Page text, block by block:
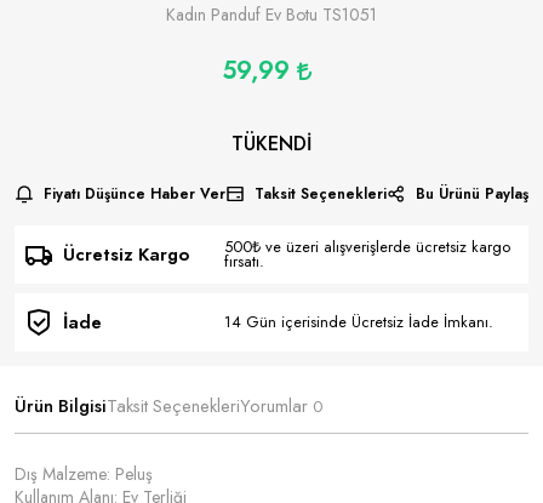
Kadın Panduf Ev Botu TS1051
59,99
TÜKENDI
Fiyatı Düşünce Haber Ver Taksit Seçenekleri Bu Ürünü Paylaş
Ücretsiz Kargo 500₺ ve üzeri alışverişlerde ücretsiz kargo
fırsatı.
İade 14 Gün içerisinde Ücretsiz İade İmkanı.
Ürün BilgisiTaksit SeçenekleriYorumlar 0
Dış Malzeme: Peluş
Kullanım Alanı: Ev Terliği